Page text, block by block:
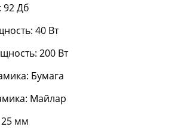
92 Дб
40 Вт
200 Вт
Бумага
Майлар
25 мм